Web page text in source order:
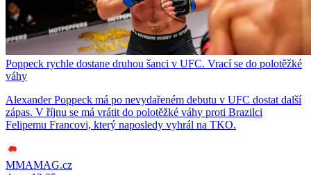
Poppeck rychle dostane druhou šanci v UFC. Vrací se do polotěžké
váhy
Alexander Poppeck má po nevydařeném debutu v UFC dostat další
zápas. V říjnu se má vrátit do polotěžké váhy proti Brazilci
Felipemu Francovi, který naposledy vyhrál na TKO.
MMAMAG.cz